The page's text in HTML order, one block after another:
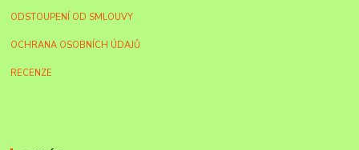
ODSTOUPENÍ OD SMLOUVY
OCHRANA OSOBNÍCH ÚDAJŮ
RECENZE